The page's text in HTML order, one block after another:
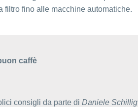
fino alle macchine automatiche.
caffè
consigli da parte di Daniele Schillig